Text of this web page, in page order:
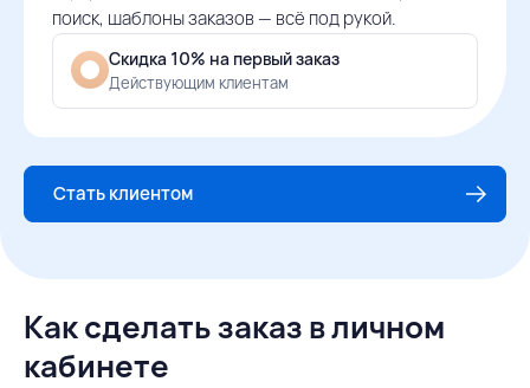
поиск, шаблоны заказов — всё под рукой.
Скидка 10% на первый заказ
Действующим клиентам
Стать клиентом
Как сделать заказ в личном
кабинете